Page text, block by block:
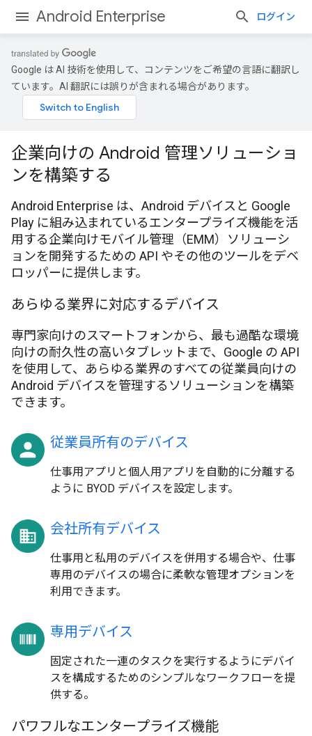
Android Enterprise ログイン
Google は AI 技術を使用して、コンテンツをご希望の言語に翻訳し
ています。AI 翻訳には誤りが含まれる場合があります。
企業向けの Android 管理ソリューショ
ンを構築する
Android Enterprise は、Android デバイスと Google
Play に組み込まれているエンタープライズ機能を活
用する企業向けモバイル管理（EMM）ソリューシ
ョンを開発するための API やその他のツールをデベ
ロッパーに提供します。
あらゆる業界に対応するデバイス
専門家向けのスマートフォンから、最も過酷な環境
向けの耐久性の高いタブレットまで、Google の API
を使用して、あらゆる業界のすべての従業員向けの
Android デバイスを管理するソリューションを構築
できます。
従業員所有のデバイス
仕事用アプリと個人用アプリを自動的に分離する
ように BYOD デバイスを設定します。
会社所有デバイス
仕事用と私用のデバイスを併用する場合や、仕事
専用のデバイスの場合に柔軟な管理オプションを
利用できます。
専用デバイス
固定された一連のタスクを実行するようにデバイ
スを構成するためのシンプルなワークフローを提
供する。
パワフルなエンタープライズ機能